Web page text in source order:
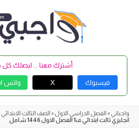
أشترك معنا ... ليصلك كل
فيسبوك X واتس
واجباتي » الفصل الدراسي الاول » الصف الثالث الابتدائي
انجليزي ثالث ابتدائي ف1 الفصل الاول 1446 شامل